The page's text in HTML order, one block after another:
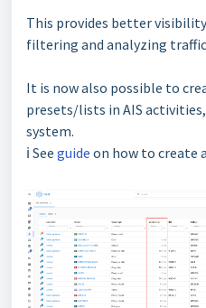
This provides better
filtering and analyzing
It is now also possible to
presets/lists in AIS
system.
ℹ️ See guide on how to create